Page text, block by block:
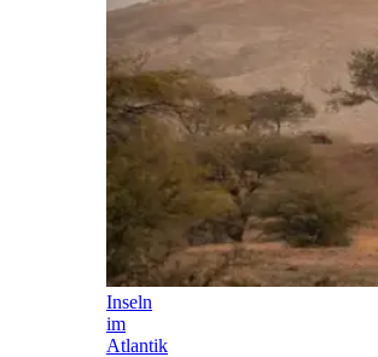
Inseln
im
Atlantik